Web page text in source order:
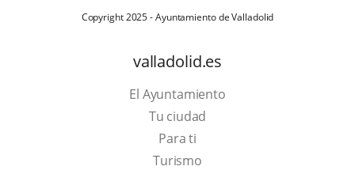
Copyright 2025 - Ayuntamiento de Valladolid
valladolid.es
El Ayuntamiento
Tu ciudad
Para ti
TurismoEste